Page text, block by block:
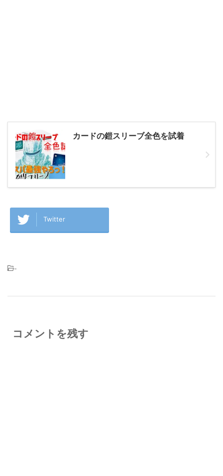
カードの鎧スリーブ全色を試着
Twitter
-
コメントを残す